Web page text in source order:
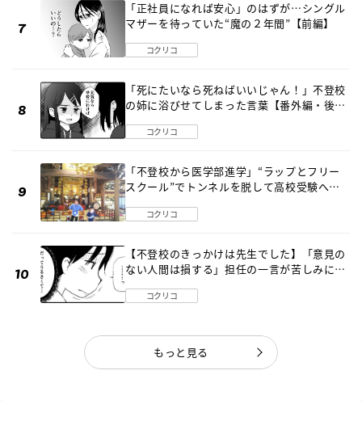
「正社員になれば安心」のはずが…シングル
マザーを待っていた“魔の２年間”【前編】
コクリコ
「死にたいなら死ねばいいじゃん！」不登校
の姉に浴びせてしまった言葉【番外編・後
コクリコ
「不登校から医学部進学」“ラップとフリー
スクール”でトンネルを脱して高校受験へ
コクリコ
【不登校のきっかけは先生でした】「意見の
ない人間は損する」担任の一言が苦しみに…
コクリコ
もっと見る